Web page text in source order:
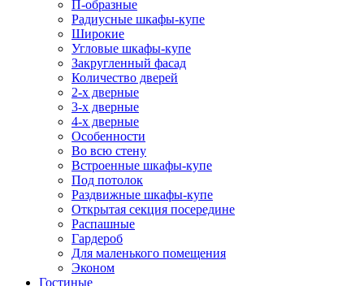
П-образные
Радиусные шкафы-купе
Широкие
Угловые шкафы-купе
Закругленный фасад
Количество дверей
2-х дверные
3-х дверные
4-х дверные
Особенности
Во всю стену
Встроенные шкафы-купе
Под потолок
Раздвижные шкафы-купе
Открытая секция посередине
Распашные
Гардероб
Для маленького помещения
Эконом
Гостиные